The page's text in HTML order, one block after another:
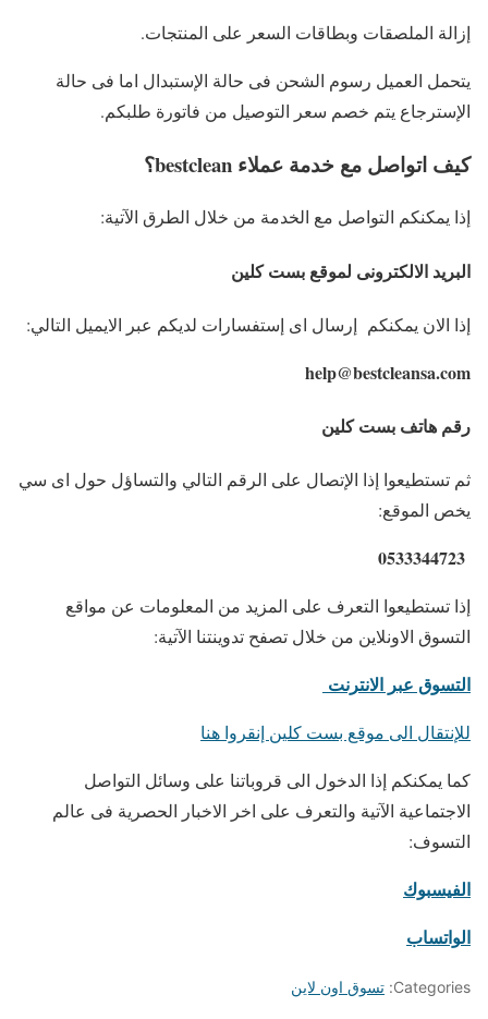
إزالة الملصقات وبطاقات السعر على المنتجات.
يتحمل العميل رسوم الشحن فى حالة الإستبدال اما فى حالة
الإسترجاع يتم خصم سعر التوصيل من فاتورة طلبكم.
كيف اتواصل مع خدمة عملاء bestclean؟
إذا يمكنكم التواصل مع الخدمة من خلال الطرق الآتية:
البريد الالكترونى لموقع بست كلين
إذا الان يمكنكم إرسال اى إستفسارات لديكم عبر الايميل التالي:
help@bestcleansa.com
رقم هاتف بست كلين
ثم تستطيعوا إذا الإتصال على الرقم التالي والتساؤل حول اى سي
يخص الموقع:
0533344723
إذا تستطيعوا التعرف على المزيد من المعلومات عن مواقع
التسوق الاونلاين من خلال تصفح تدوينتنا الآتية:
التسوق عبر الانترنت
للإنتقال الى موقع بست كلين إنقروا هنا
كما يمكنكم إذا الدخول الى قروباتنا على وسائل التواصل
الاجتماعية الآتية والتعرف على اخر الاخبار الحصرية فى عالم
التسوف:
الفيسبوك
الواتساب
Categories: تسوق اون لاين